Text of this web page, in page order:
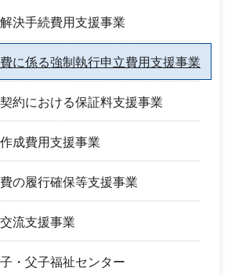
決手続費用支援事業
に係る強制執行申立費用支援事業
約における保証料支援事業
成費用支援事業
の履行確保等支援事業
流支援事業
・父子福祉センター